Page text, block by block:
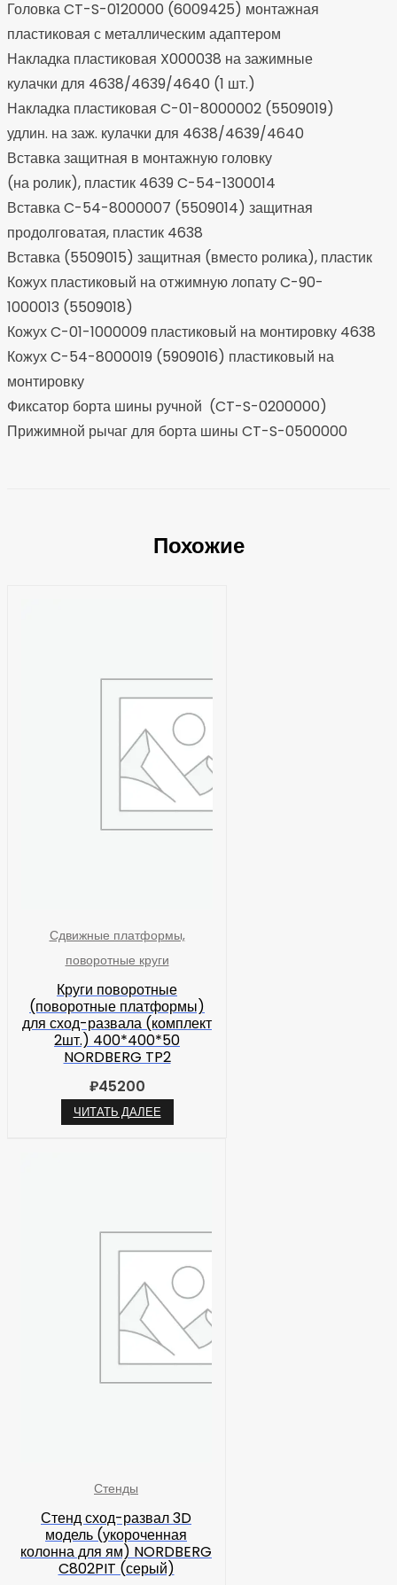
Головка CT-S-0120000 (6009425) монтажная
пластиковая с металлическим адаптером
Накладка пластиковая X000038 на зажимные
кулачки для 4638/4639/4640 (1 шт.)
Накладка пластиковая C-01-8000002 (5509019)
удлин. на заж. кулачки для 4638/4639/4640
Вставка защитная в монтажную головку
(на ролик), пластик 4639 C-54-1300014
Вставка C-54-8000007 (5509014) защитная
продолговатая, пластик 4638
Вставка (5509015) защитная (вместо ролика), пластик
Кожух пластиковый на отжимную лопату C-90-
1000013 (5509018)
Кожух C-01-1000009 пластиковый на монтировку 4638
Кожух C-54-8000019 (5909016) пластиковый на
монтировку
Фиксатор борта шины ручной (CT-S-0200000)
Прижимной рычаг для борта шины CT-S-0500000
Похожие
Сдвижные платформы,
поворотные круги
Круги поворотные
(поворотные платформы)
для сход-развала (комплект
2шт.) 400*400*50
NORDBERG TP2
₽45200
ЧИТАТЬ ДАЛЕЕ
Стенды
Стенд сход-развал 3D
модель (укороченная
колонна для ям) NORDBERG
C802PIT (серый)